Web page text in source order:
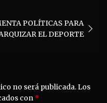
POLÍTICAS PARA
EL DEPORTE
no será publicada.Los
con *